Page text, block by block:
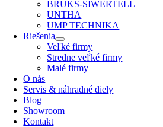
BRUKS-SIWERTELL
UNTHA
UMP TECHNIKA
Riešenia
Veľké firmy
Stredne veľké firmy
Malé firmy
O nás
Servis & náhradné diely
Blog
Showroom
Kontakt